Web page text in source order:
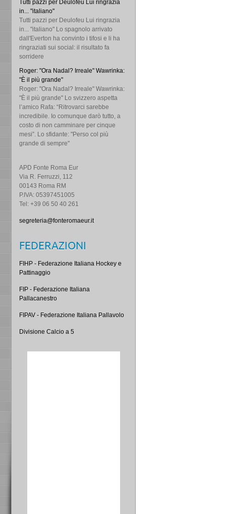
Tutti pazzi per Deulofeu Lui ringrazia
in... "italiano"
Tutti pazzi per Deulofeu Lui ringrazia
in... "italiano" Lo spagnolo arrivato
dall'Everton ha convinto i tifosi e li ha
ringraziati sui social: il risultato fa
sorridere
Roger: "Ora Nadal? Irreale" Wawrinka:
"È il più grande"
Roger: "Ora Nadal? Irreale" Wawrinka:
"È il più grande" Lo svizzero aspetta
l’amico Rafa: “Ritrovarci sarebbe
incredibile. Io comunque darò tutto, a
costo di non camminare per cinque
mesi”. Lo sfidante: "Perso col più
grande di sempre"
APD Fonte Roma Eur
Via R. Ferruzzi, 112
00143 Roma RM
P.IVA: 05397451005
Tel: +39 06 50 40 261
segreteria@fonteromaeur.it
FEDERAZIONI
FIHP - Federazione Italiana Hockey e
Pattinaggio
FIP - Federazione Italiana
Pallacanestro
FIPAV - Federazione Italiana Pallavolo
Divisione Calcio a 5